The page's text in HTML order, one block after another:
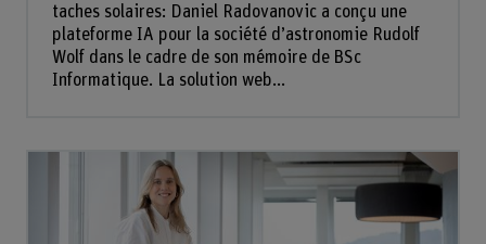
taches solaires: Daniel Radovanovic a conçu une
plateforme IA pour la société d’astronomie Rudolf
Wolf dans le cadre de son mémoire de BSc
Informatique. La solution web...